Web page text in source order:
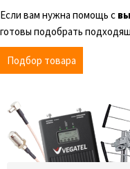
Если вам нужна помощь с
готовы подобрать
Подбор товара